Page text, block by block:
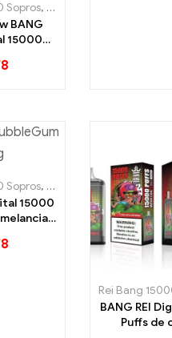
descartável com nicotina
Sopros, Cigarros eletrônicos
BANG
15000
de
​​Suécia Cigarros
Sopros, Cigarros eletrônicos
15000
papilas
Rei Bang
BANG REI
Puffs de